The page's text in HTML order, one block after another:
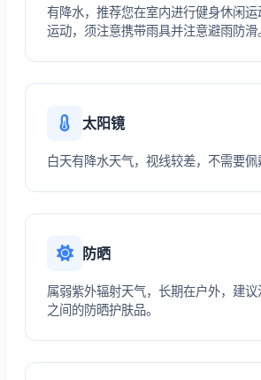
有降水，推荐您在室内进行健身休闲
运动，须注意携带雨具并注意避雨防滑
太阳镜
白天有降水天气，视线较差，不需要
防晒
属弱紫外辐射天气，长期在户外，建
之间的防晒护肤品。